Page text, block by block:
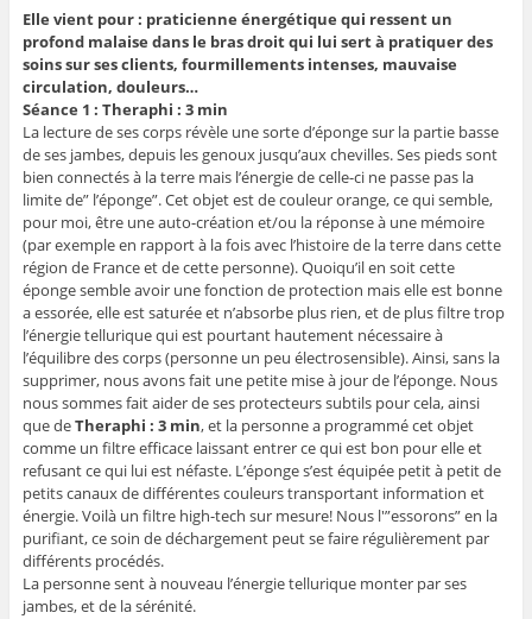
Elle vient pour : praticienne énergétique qui ressent un
profond malaise dans le bras droit qui lui sert à pratiquer des
soins sur ses clients, fourmillements intenses, mauvaise
circulation, douleurs…
Séance 1 : Theraphi : 3 min
La lecture de ses corps révèle une sorte d’éponge sur la partie basse
de ses jambes, depuis les genoux jusqu’aux chevilles. Ses pieds sont
bien connectés à la terre mais l’énergie de celle-ci ne passe pas la
limite de” l’éponge”. Cet objet est de couleur orange, ce qui semble,
pour moi, être une auto-création et/ou la réponse à une mémoire
(par exemple en rapport à la fois avec l’histoire de la terre dans cette
région de France et de cette personne). Quoiqu’il en soit cette
éponge semble avoir une fonction de protection mais elle est bonne
a essorée, elle est saturée et n’absorbe plus rien, et de plus filtre trop
l’énergie tellurique qui est pourtant hautement nécessaire à
l’équilibre des corps (personne un peu électrosensible). Ainsi, sans la
supprimer, nous avons fait une petite mise à jour de l’éponge. Nous
nous sommes fait aider de ses protecteurs subtils pour cela, ainsi
que deTheraphi : 3 min, et la personne a programmé cet objet
comme un filtre efficace laissant entrer ce qui est bon pour elle et
refusant ce qui lui est néfaste. L’éponge s’est équipée petit à petit de
petits canaux de différentes couleurs transportant information et
énergie. Voilà un filtre high-tech sur mesure! Nous l'”essorons” en la
purifiant, ce soin de déchargement peut se faire régulièrement par
différents procédés.
La personne sent à nouveau l’énergie tellurique monter par ses
jambes, et de la sérénité.